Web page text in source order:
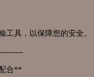
具，以保障您的安全。
合**